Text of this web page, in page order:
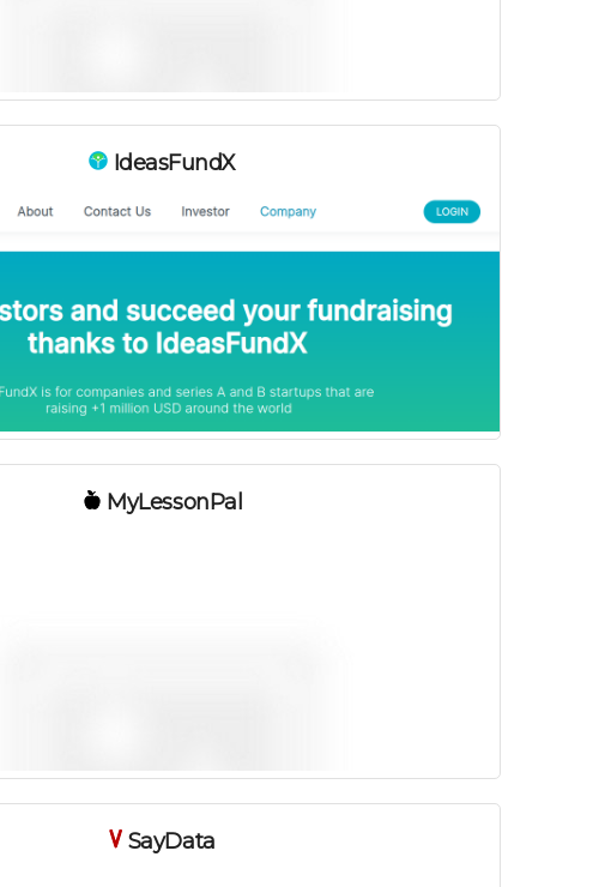
IdeasFundX
MyLessonPal
SayData